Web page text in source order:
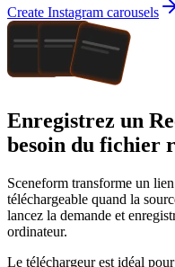
Create Instagram carousels
Enregistrez un
besoin du fichier
Sceneform transforme un
téléchargeable quand la
lancez la demande et
ordinateur.
Le téléchargeur est idéal